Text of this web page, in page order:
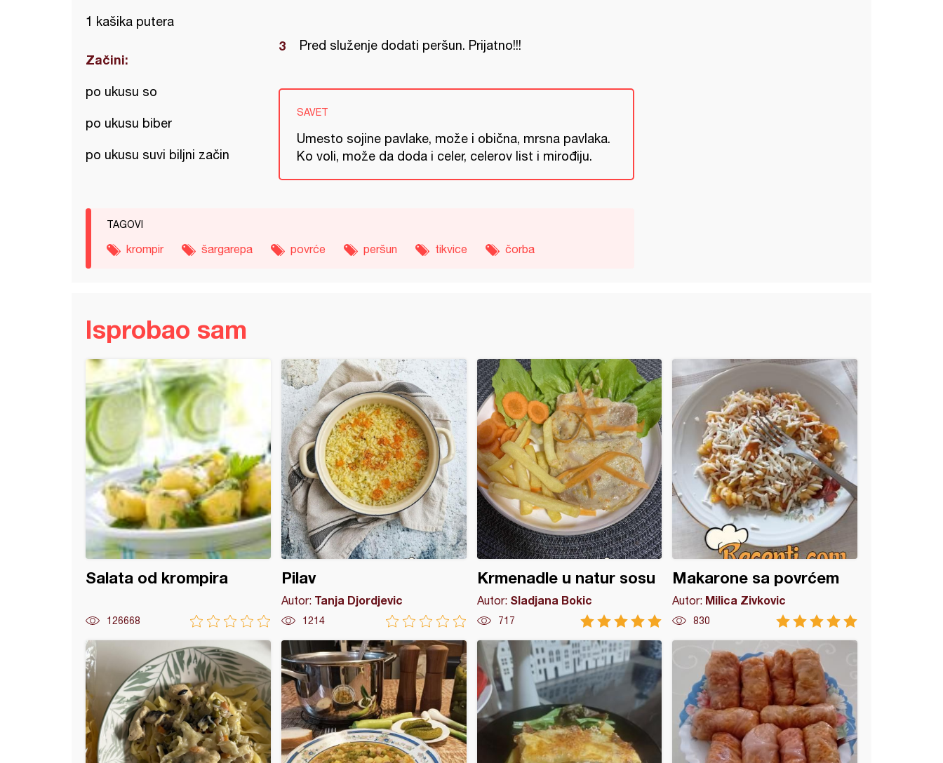
1 kašika putera
Začini:
po ukusu so
po ukusu biber
po ukusu suvi biljni začin
Pred služenje dodati peršun. Prijatno!!!
SAVET
Umesto sojine pavlake, može i obična, mrsna pavlaka.
Ko voli, može da doda i celer, celerov list i mirođiju.
TAGOVI
krompir šargarepa povrće peršun tikvice čorba
Isprobao sam
Salata od krompira
126668
Pilav
Autor: Tanja Djordjevic
1214
Krmenadle u natur sosu
Autor: Sladjana Bokic
717
Makarone sa povrćem
Autor: Milica Zivkovic
830